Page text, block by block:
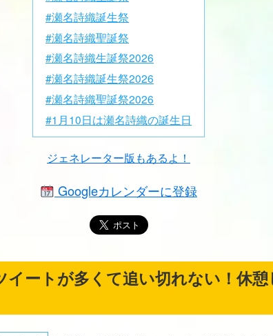
#瀬名詩織誕生祭
#瀬名詩織聖誕祭
#瀬名詩織生誕祭2026
#瀬名詩織誕生祭2026
#瀬名詩織聖誕祭2026
#1月10日は瀬名詩織の誕生日
ジェネレーター版もあるよ！
Googleカレンダーに登録
イートが多くて追い切れない！休